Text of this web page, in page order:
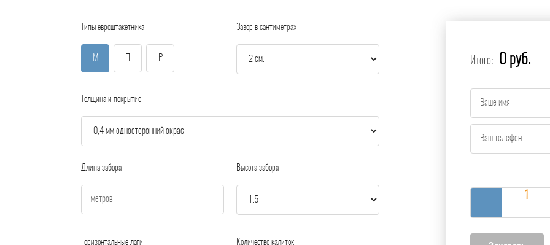
Типы евроштакетника
М Р
Зазор в сантиметрах
Толщина и покрытие
Длина забора Высота забора
Горизонтальные лаги Количество калиток
Итого: 0 руб.